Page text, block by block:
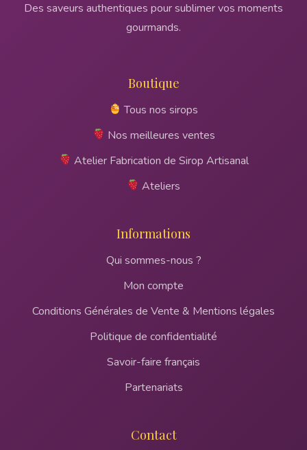
Des saveurs authentiques pour sublimer vos moments
gourmands.
Boutique
Tous nos sirops
Nos meilleures ventes
Atelier Fabrication de Sirop Artisanal
Ateliers
Informations
Qui sommes-nous ?
Mon compte
Conditions Générales de Vente & Mentions légales
Politique de confidentialité
Savoir-faire français
Partenariats
Contact